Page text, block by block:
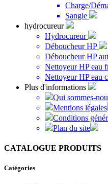
Charge/
Sangle
hydrocureur
Hydrocureur
Déboucheur HP
Déboucheur HP
Nettoyeur HP eau
Nettoyeur HP eau
Plus d'informations
Qui sommes-
Mentions légales
Conditions
Plan du site
CATALOGUE PRODUITS
Catégories